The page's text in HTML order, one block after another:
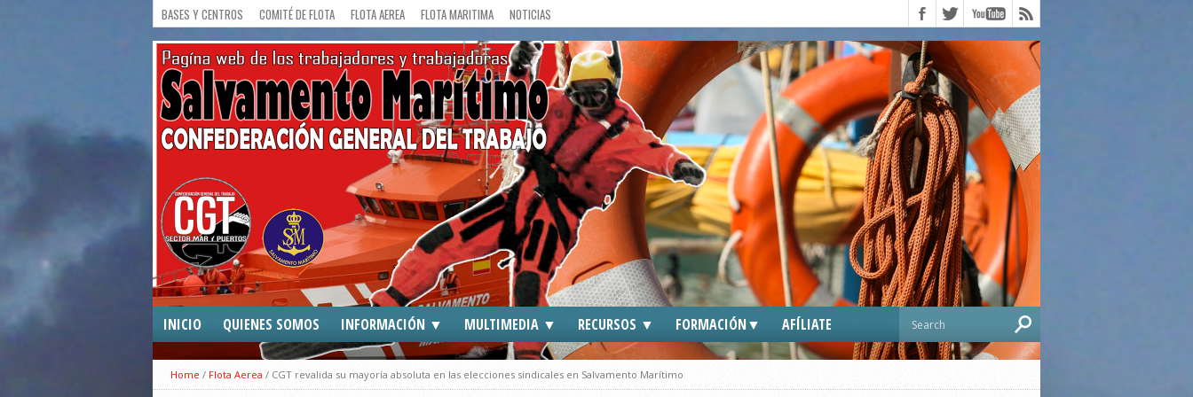
BASES Y CENTROS COMITÉ DE FLOTA FLOTA AEREA FLOTA MARITIMA NOTICIAS
INICIO QUIENES SOMOS INFORMACIÓN ▼
COMUNICADOS
CONVENIOS
MULTIMEDIA ▼
CGT EN MEDIOS
FOTOGRAFIAS
RECURSOS ▼
ENLACES DE INTERES
TRAFFIC
FORMACIÓN▼
CGT ►
AFÍLIATE
Home / Flota Aerea / CGT revalida su mayoría absoluta en las elecciones sindicales en Salvamento Marítimo